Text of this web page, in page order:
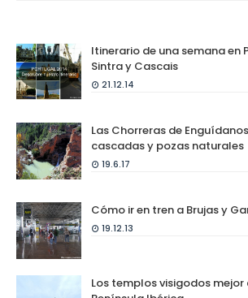
Itinerario de una semana en
Sintra y Cascais
21.12.14
Las Chorreras de
cascadas y pozas naturales
19.6.17
Cómo ir en tren a Brujas y
19.12.13
Los templos visigodos